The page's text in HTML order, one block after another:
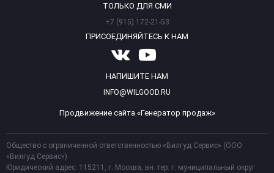
ТОЛЬКО ДЛЯ СМИ
+7 (915) 172-21-53
ПРИСОЕДИНЯЙТЕСЬ К НАМ
НАПИШИТЕ НАМ
INFO@WILGOOD.RU
Продвижение сайта «Генератор продаж»
Общество с ограниченной ответственностью «Вилгуд Сервис» (ООО
«Вилгуд Сервис»)
Юридический адрес: 115211, г. Москва, вн. тер. г. муниципальный округ